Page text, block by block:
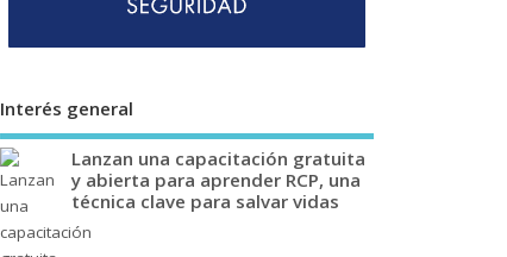
Interés general
Lanzan una capacitación gratuita
y abierta para aprender RCP, una
técnica clave para salvar vidas